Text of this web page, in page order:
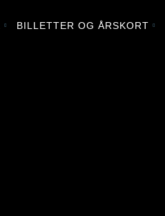
BILLETTER OG ÅRSKORT